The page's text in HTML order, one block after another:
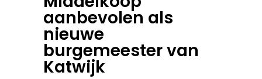
aanbevolen als
nieuwe
burgemeester van
Katwijk